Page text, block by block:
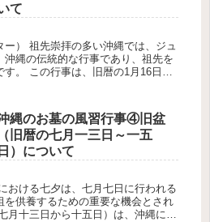
て
ー） 祖先崇拝の多い沖縄では、ジュ
沖縄の伝統的な行事であり、祖先を
。 この行事は、旧暦の1月16日に
縄のお墓の風習行事④旧盆
（旧暦の七月一三日～一五
日）について
おける七夕は、七月七日に行われる
供養するための重要な機会とされ
月十三日から十五日）は、沖縄にお